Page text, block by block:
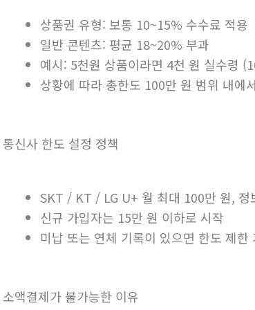
상품권 유형: 보통 10~15% 수수료 적용
일반 콘텐츠: 평균 18~20% 부과
예시: 5천원 상품이라면 4천 원 실수령
상황에 따라 총한도 100만 원 범위 내에
신사 한도 설정 정책
SKT / KT / LG U+ 월 최대 100만 원, 정
신규 가입자는 15만 원 이하로 시작
미납 또는 연체 기록이 있으면 한도 제한
액결제가 불가능한 이유